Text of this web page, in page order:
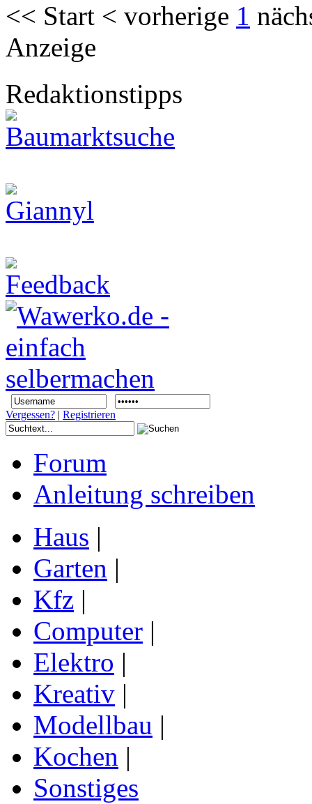
<< Start < vorherige 1
Anzeige
Redaktionstipps
Vergessen? | Registrieren
Forum
Anleitung schreiben
Haus |
Garten |
Kfz |
Computer |
Elektro |
Kreativ |
Modellbau |
Kochen |
Sonstiges